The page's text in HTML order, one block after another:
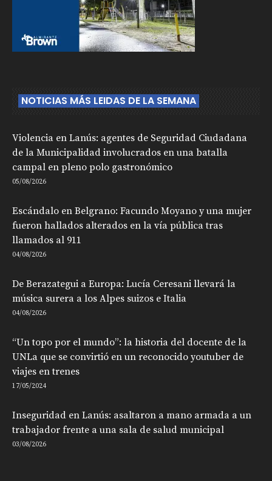
NOTICIAS MÁS LEIDAS DE LA SEMANA
Violencia en Lanús: agentes de Seguridad Ciudadana
de la Municipalidad involucrados en una batalla
campal en pleno polo gastronómico
05/08/2026
Escándalo en Belgrano: Facundo Moyano y una mujer
fueron hallados alterados en la vía pública tras
llamados al 911
04/08/2026
De Berazategui a Europa: Lucía Ceresani llevará la
música surera a los Alpes suizos e Italia
04/08/2026
“Un topo por el mundo”: la historia del docente de la
UNLa que se convirtió en un reconocido youtuber de
viajes en trenes
17/05/2024
Inseguridad en Lanús: asaltaron a mano armada a un
trabajador frente a una sala de salud municipal
03/08/2026